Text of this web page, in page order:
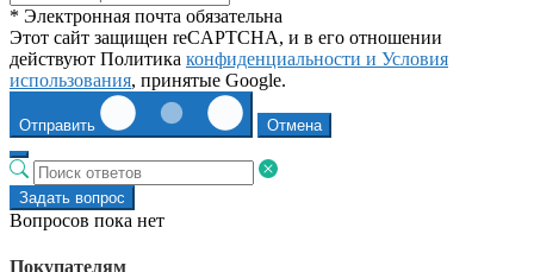
* Электронная почта обязательна
Этот сайт защищен reCAPTCHA, и в его отношении
действуют Политика конфиденциальности и Условия
использования, принятые Google.
Отправить Отмена
Задать вопрос
Вопросов пока нет
Покупателям